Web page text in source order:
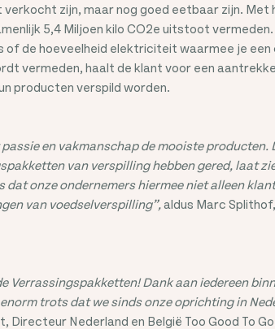
zijn, maar nog goed eetbaar zijn. Met
5,4 Miljoen kilo CO2e uitstoot
de hoeveelheid elektriciteit waarmee je een
vermeden, haalt de klant voor een
producten verspild worden.
en vakmanschap de mooiste producten.
van verspilling hebben gered, laat
onze ondernemers hiermee niet alleen
van voedselverspilling”,aldus Marc
Verrassingspakketten! Dank aan iedereen
trots dat we sinds onze oprichting in
Directeur Nederland en België Too Good To